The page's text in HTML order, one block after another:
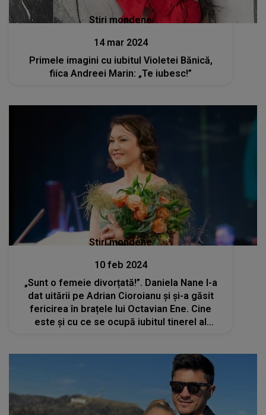
Stiri mondene
14 mar 2024
Primele imagini cu iubitul Violetei Bănică,
fiica Andreei Marin: „Te iubesc!”
Stiri mondene
10 feb 2024
„Sunt o femeie divorțată!”. Daniela Nane l-a
dat uitării pe Adrian Cioroianu și și-a găsit
fericirea în brațele lui Octavian Ene. Cine
este și cu ce se ocupă iubitul tinerel al